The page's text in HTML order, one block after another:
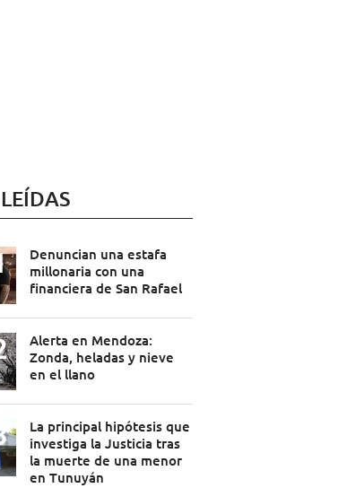
Denuncian una estafa
millonaria con una
financiera de San Rafael
Alerta en Mendoza:
Zonda, heladas y nieve
en el llano
La principal hipótesis que
investiga la Justicia tras
la muerte de una menor
en Tunuyán